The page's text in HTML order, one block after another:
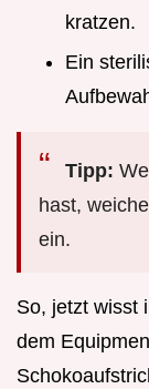
kratzen.
Ein
Tipp:
hast,
ein.
So, jetzt wisst
dem